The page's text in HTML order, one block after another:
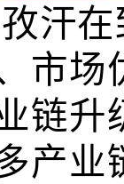
汗在
市场
链升
产业